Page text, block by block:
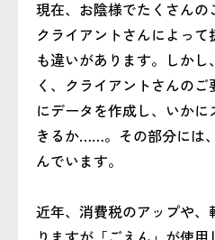
現在、お陰様でたくさんの
クライアントさんによっ
も違いがあります。しか
く、クライアントさんの
にデータを作成し、いか
きるか……。その部分には
んでいます。
近年、消費税のアップや